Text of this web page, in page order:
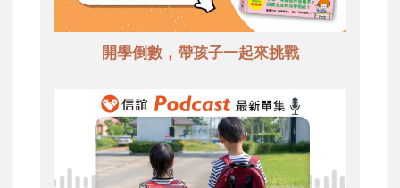
開學倒數，帶孩子一起來挑戰